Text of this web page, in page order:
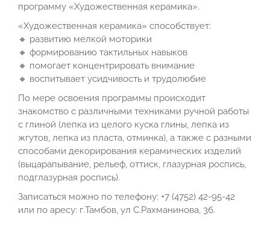
программу «Художественная керамика».
«Художественная керамика» способствует:
🔸 развитию мелкой моторики
🔸 формированию тактильных навыков
🔸 помогает концентрировать внимание
🔸 воспитывает усидчивость и трудолюбие
По мере освоения программы происходит
знакомство с различными техниками ручной работы
с глиной (лепка из целого куска глины, лепка из
жгутов, лепка из пласта, отминка), а также с разными
способами декорирования керамических изделий
(выцарапывание, рельеф, оттиск, глазурная роспись,
подглазурная роспись).
Записаться можно по телефону: +7 (4752) 42-95-42
или по аресу: г.Тамбов, ул С.Рахманинова, 3б.